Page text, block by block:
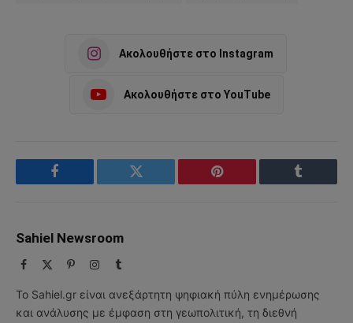
Ακολουθήστε στο Instagram
Ακολουθήστε στο YouTube
Facebook Twitter Pinterest Tumblr
Sahiel Newsroom
Facebook PinterestInstagram
Tumblr
Το Sahiel.gr είναι ανεξάρτητη ψηφιακή πύλη ενημέρωσης
και ανάλυσης με έμφαση στη γεωπολιτική, τη διεθνή